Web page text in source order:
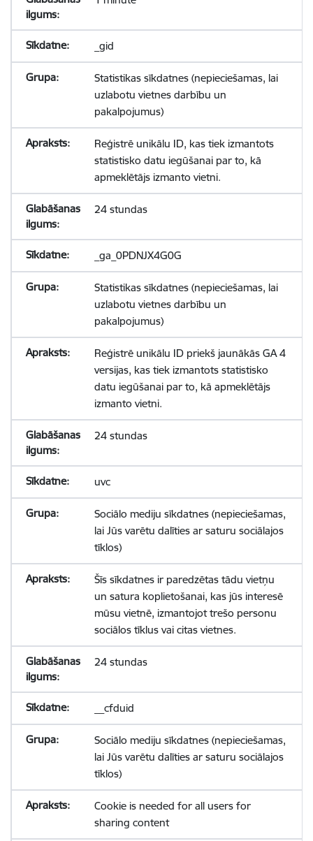
_gid
Statistikas sīkdatnes (nepieciešamas, lai
uzlabotu vietnes darbību un
pakalpojumus)
Reģistrē unikālu ID, kas tiek izmantots
statistisko datu iegūšanai par to, kā
apmeklētājs izmanto vietni.
24 stundas
_ga_0PDNJX4G0G
Statistikas sīkdatnes (nepieciešamas, lai
uzlabotu vietnes darbību un
pakalpojumus)
Reģistrē unikālu ID priekš jaunākās GA 4
versijas, kas tiek izmantots statistisko
datu iegūšanai par to, kā apmeklētājs
izmanto vietni.
24 stundas
uvc
Sociālo mediju sīkdatnes (nepieciešamas,
lai Jūs varētu dalīties ar saturu sociālajos
tīklos)
Šīs sīkdatnes ir paredzētas tādu vietņu
un satura koplietošanai, kas jūs interesē
mūsu vietnē, izmantojot trešo personu
sociālos tīklus vai citas vietnes.
24 stundas
__cfduid
Sociālo mediju sīkdatnes (nepieciešamas,
lai Jūs varētu dalīties ar saturu sociālajos
tīklos)
Cookie is needed for all users for
sharing content